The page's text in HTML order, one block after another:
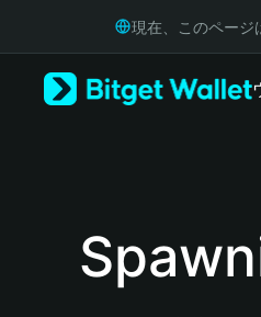
Русский
現在、このページ